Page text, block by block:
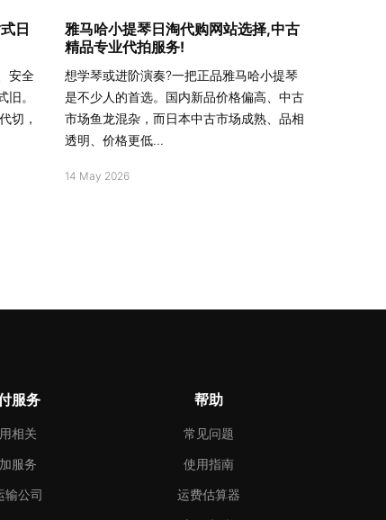
日
安全
。
切，
雅马哈小提琴日淘代购网站选择,中古
精品专业代拍服务!
想学琴或进阶演奏?一把正品雅马哈小提琴
是不少人的首选。国内新品价格偏高、中古
市场鱼龙混杂，而日本中古市场成熟、品相
透明、价格更低...
14 May 2026
服务
相关
服务
输公司
帮助
常见问题
使用指南
运费估算器